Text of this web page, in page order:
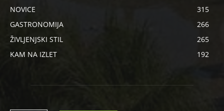
NOVICE
315
GASTRONOMIJA
266
ŽIVLJENJSKI STIL
265
KAM NA IZLET
192